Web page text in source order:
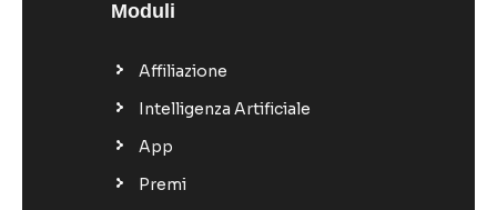
Moduli
Affiliazione
Intelligenza Artificiale
App
Premi